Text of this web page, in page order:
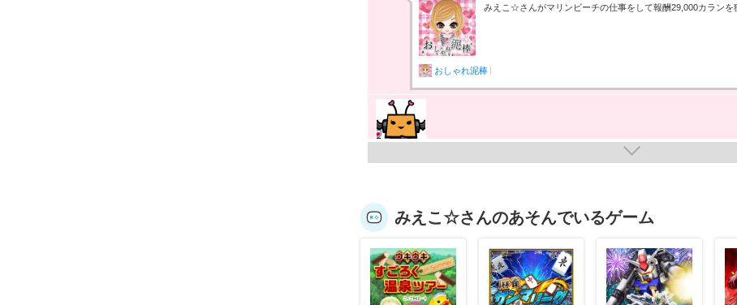
みえこ☆さんがマリンビーチの仕事をして報酬29,000カランを
おしゃれ泥棒
おしゃれ泥棒
みえこ☆さんのあそんでいるゲーム